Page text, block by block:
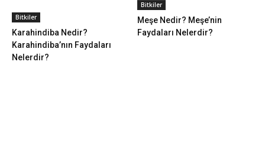
Bitkiler
Karahindiba Nedir?
Karahindiba’nın Faydaları
Nelerdir?
Bitkiler
Meşe Nedir? Meşe’nin
Faydaları Nelerdir?